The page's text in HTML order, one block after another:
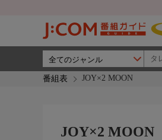
番組表 JOY×2 MOON
JOY×2 MOON